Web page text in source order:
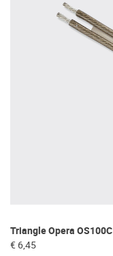
Triangle Opera OS100C
€ 6,45